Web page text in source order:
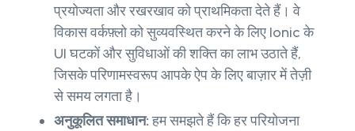
प्रयोज्यता और रखरखाव को प्राथमिकता देते हैं। वे
विकास वर्कफ़्लो को सुव्यवस्थित करने के लिए Ionic के
UI घटकों और सुविधाओं की शक्ति का लाभ उठाते हैं,
जिसके परिणामस्वरूप आपके ऐप के लिए बाज़ार में तेज़ी
से समय लगता है।
अनुकूलित समाधान:हम समझते हैं कि हर परियोजना